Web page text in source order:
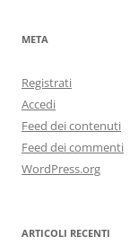
META
Registrati
Accedi
Feed dei contenuti
Feed dei commenti
WordPress.org
ARTICOLI RECENTI